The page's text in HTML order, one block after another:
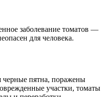
заболевание томатов —
для человека.
пятна, поражены
участки, томаты